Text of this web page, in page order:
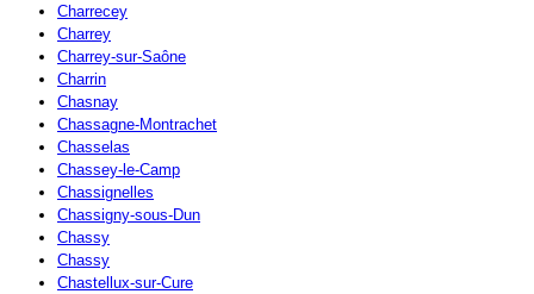
Charrecey
Charrey
Charrey-sur-Saône
Charrin
Chasnay
Chassagne-Montrachet
Chasselas
Chassey-le-Camp
Chassignelles
Chassigny-sous-Dun
Chassy
Chassy
Chastellux-sur-Cure